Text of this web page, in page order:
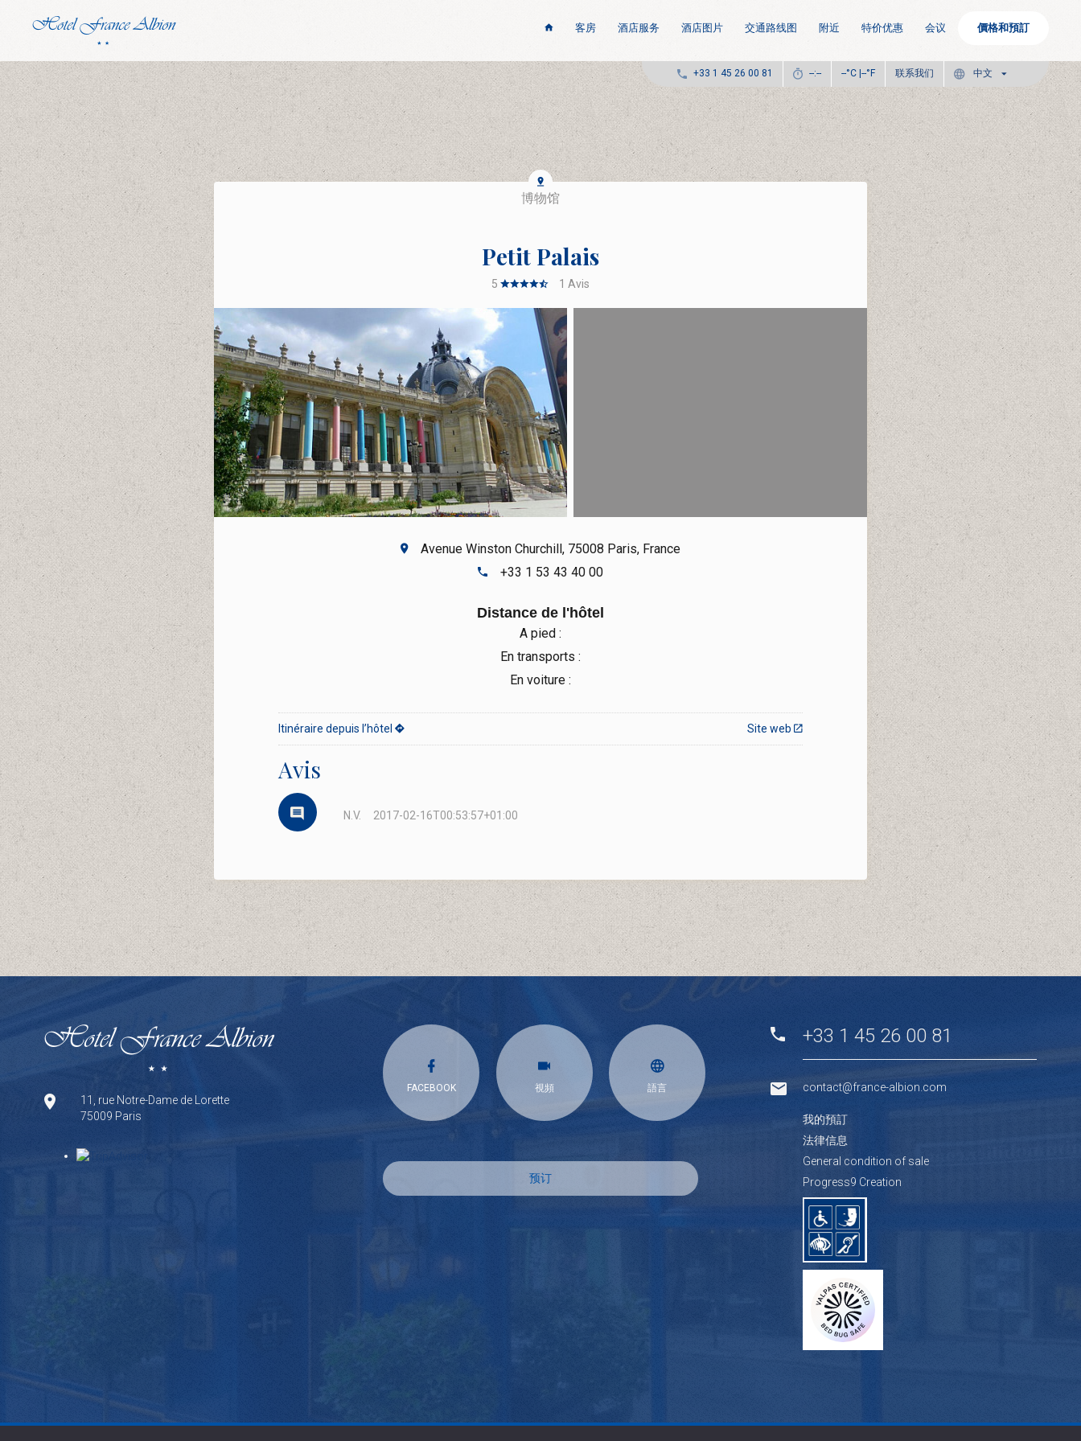
客房 酒店服务 酒店图片 交通路线图 附近 特价优惠 会议 價格和預訂
+33 1 45 26 00 81 --:-- --°C | --°F 联系我们 中文
博物馆
Petit Palais
5 1 Avis
Avenue Winston Churchill, 75008 Paris, France
+33 1 53 43 40 00
Distance de l'hôtel
A pied :
En transports :
En voiture :
Site web
Itinéraire depuis l’hôtel
Avis
N.V. 2017-02-16T00:53:57+01:00
11, rue Notre-Dame de Lorette
75009 Paris
FACEBOOK 視頻 語言
预订
+33 1 45 26 00 81
contact@france-albion.com
我的預訂
法律信息
General condition of sale
Progress9 Creation